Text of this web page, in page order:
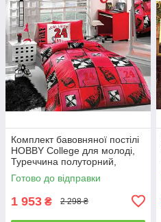
Комплект бавовняної постілі
HOBBY College для молоді,
Туреччина полуторний,
червоний
Готово до відправки
1 953 ₴ 2 298 ₴